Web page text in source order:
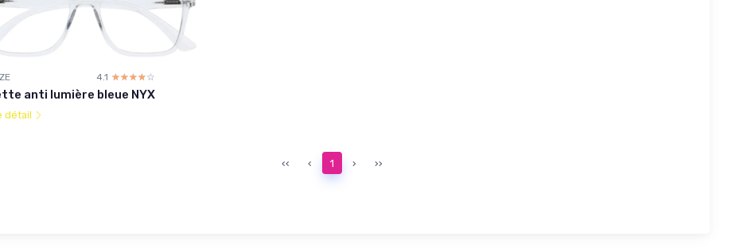
4.1 ☆☆☆☆☆
★★★★★
anti lumière bleue NYX
détail
‹‹ ‹ 1 › ››